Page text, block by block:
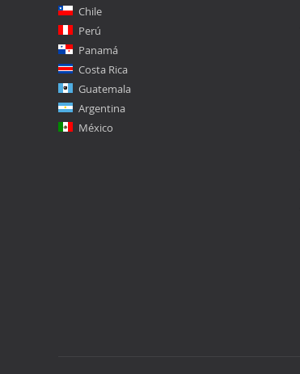
Chile
Perú
Panamá
Costa Rica
Guatemala
Argentina
México